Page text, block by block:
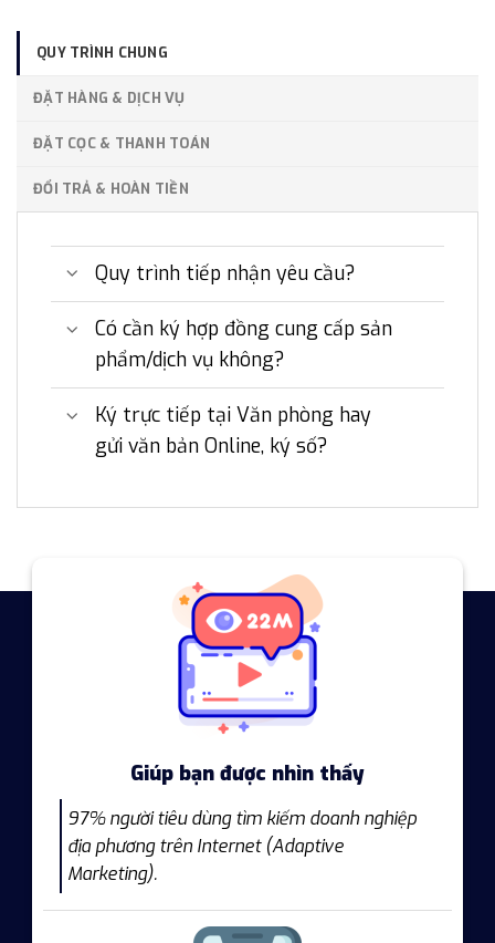
QUY TRÌNH CHUNG
ĐẶT HÀNG & DỊCH VỤ
ĐẶT CỌC & THANH TOÁN
ĐỔI TRẢ & HOÀN TIỀN
Quy trình tiếp nhận yêu cầu?
Có cần ký hợp đồng cung cấp sản
phẩm/dịch vụ không?
Ký trực tiếp tại Văn phòng hay
gửi văn bản Online, ký số?
Giúp bạn được nhìn thấy
97% người tiêu dùng tìm kiếm doanh nghiệp
địa phương trên Internet (Adaptive
Marketing).